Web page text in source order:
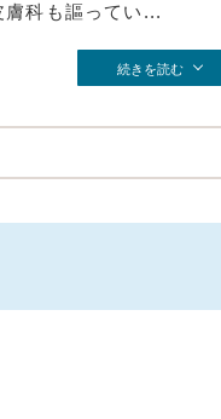
膚科も謳ってい...
続きを読む